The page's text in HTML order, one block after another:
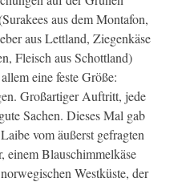
aus dem Montafon,
aus Lettland, Ziegenkäse
Fleisch aus Schottland)
eine feste Größe:
Großartiger Auftritt, jede
Sachen. Dieses Mal gab
vom äußerst gefragten
einem Blauschimmelkäse
Westküste, der